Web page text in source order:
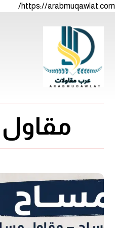
https://arabmuqawlat.com/